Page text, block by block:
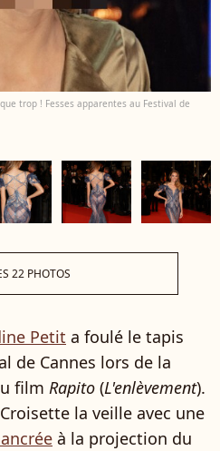
trop ! Fesses apparentes au Festival de
22 PHOTOS
Petit a foulé le tapis
de Cannes lors de la
film Rapito (L'enlèvement).
la veille avec une
à la projection du